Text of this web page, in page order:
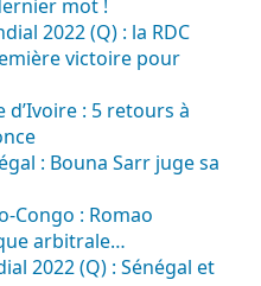
mot !
2022 (Q) : la RDC
victoire pour
d’Ivoire : 5 retours à
: Bouna Sarr juge sa
Congo : Romao
arbitrale…
2022 (Q) : Sénégal et